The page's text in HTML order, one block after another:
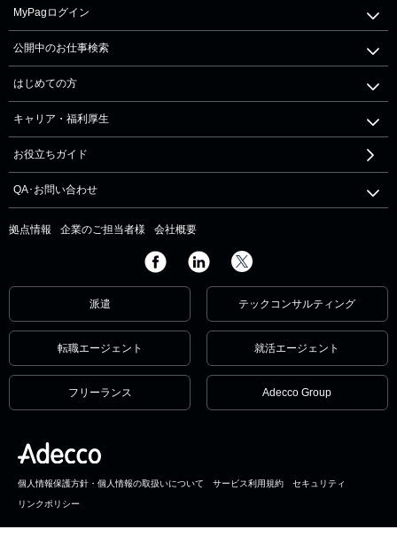
MyPagログイン
公開中のお仕事検索
はじめての方
キャリア・福利厚生
お役立ちガイド
QA･お問い合わせ
拠点情報 企業のご担当者様 会社概要
派遣 テックコンサルティング
転職エージェント 就活エージェント
フリーランス Adecco Group
個人情報保護方針・個人情報の取扱いについて サービス利用規約 セキュリティ
リンクポリシー